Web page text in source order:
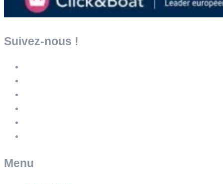
Suivez-nous !
Menu